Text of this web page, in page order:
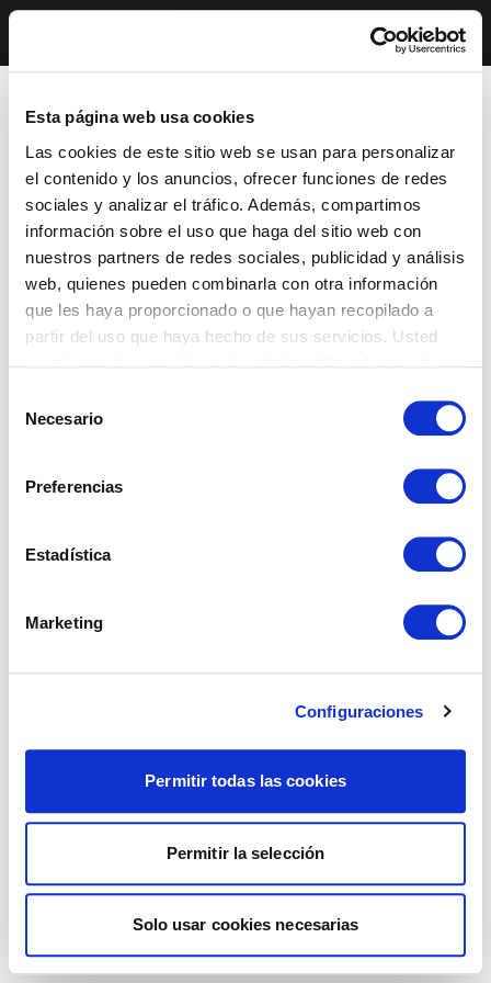
Esta página web usa cookies
Las cookies de este sitio web se usan para personalizar
el contenido y los anuncios, ofrecer funciones de redes
sociales y analizar el tráfico. Además, compartimos
información sobre el uso que haga del sitio web con
nuestros partners de redes sociales, publicidad y análisis
web, quienes pueden combinarla con otra información
que les haya proporcionado o que hayan recopilado a
partir del uso que haya hecho de sus servicios. Usted
Necesario
Preferencias
Estadística
Marketing
Configuraciones
Permitir todas las cookies
Permitir la selección
Solo usar cookies necesarias